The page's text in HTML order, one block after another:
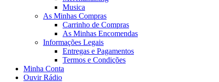
Musica
As Minhas Compras
Carrinho de Compras
As Minhas Encomendas
Informações Legais
Entregas e Pagamentos
Termos e Condições
Minha Conta
Ouvir Rádio